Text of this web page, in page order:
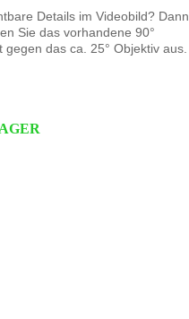
Details im Videobild? Dann
Sie das vorhandene 90°
das ca. 25° Objektiv aus.